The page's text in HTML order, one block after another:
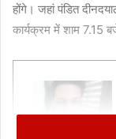
होंगे। जहां पंडित
कार्यक्रम में शाम 7.15